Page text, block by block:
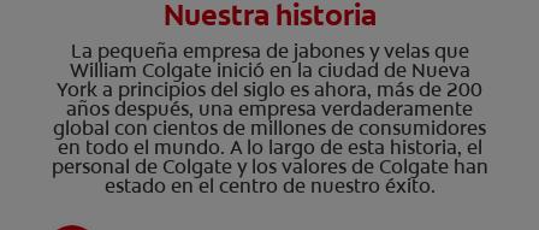
Nuestra historia
La pequeña empresa de jabones y velas que
William Colgate inició en la ciudad de Nueva
York a principios del siglo es ahora, más de 200
años después, una empresa verdaderamente
global con cientos de millones de consumidores
en todo el mundo. A lo largo de esta historia, el
personal de Colgate y los valores de Colgate han
estado en el centro de nuestro éxito.